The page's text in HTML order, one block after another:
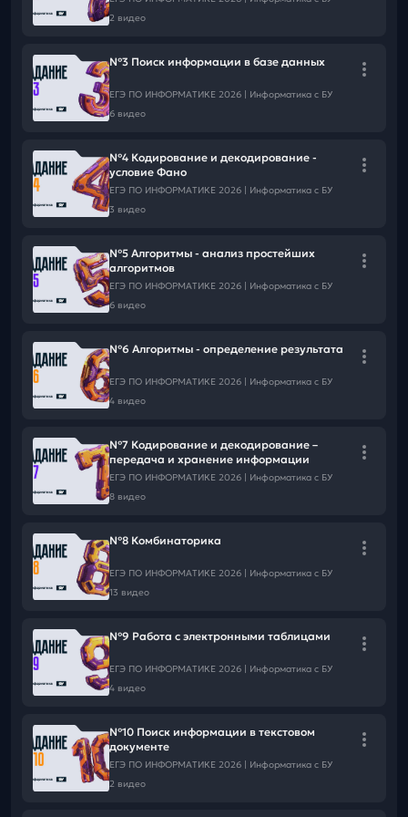
MAX
2 видео
№3 Поиск информации в базе данных
ЕГЭ ПО ИНФОРМАТИКЕ 2026 | Информатика с БУ
6 видео
№4 Кодирование и декодирование -
условие Фано
ЕГЭ ПО ИНФОРМАТИКЕ 2026 | Информатика с БУ
3 видео
№5 Алгоритмы - анализ простейших
алгоритмов
ЕГЭ ПО ИНФОРМАТИКЕ 2026 | Информатика с БУ
6 видео
№6 Алгоритмы - определение результата
ЕГЭ ПО ИНФОРМАТИКЕ 2026 | Информатика с БУ
4 видео
№7 Кодирование и декодирование –
передача и хранение информации
ЕГЭ ПО ИНФОРМАТИКЕ 2026 | Информатика с БУ
8 видео
№8 Комбинаторика
ЕГЭ ПО ИНФОРМАТИКЕ 2026 | Информатика с БУ
13 видео
№9 Работа с электронными таблицами
ЕГЭ ПО ИНФОРМАТИКЕ 2026 | Информатика с БУ
4 видео
№10 Поиск информации в текстовом
документе
ЕГЭ ПО ИНФОРМАТИКЕ 2026 | Информатика с БУ
2 видео